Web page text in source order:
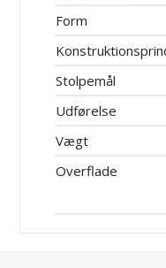
Form
Stolpemål
Udførelse
Vægt
Overflade